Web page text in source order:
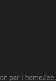
par ThemeZee.